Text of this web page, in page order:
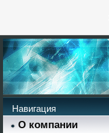
Навигация
О компании